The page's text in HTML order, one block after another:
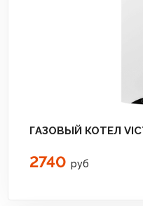
ГАЗОВЫЙ КОТЕЛ
2740 руб